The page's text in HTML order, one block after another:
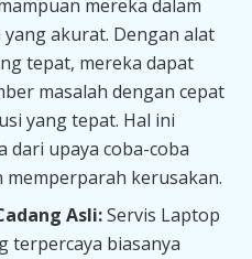
mereka dalam
akurat. Dengan alat
tepat, mereka dapat
masalah dengan cepat
yang tepat. Hal ini
dari upaya coba-coba
kerusakan.
Asli:Servis Laptop
terpercaya biasanya